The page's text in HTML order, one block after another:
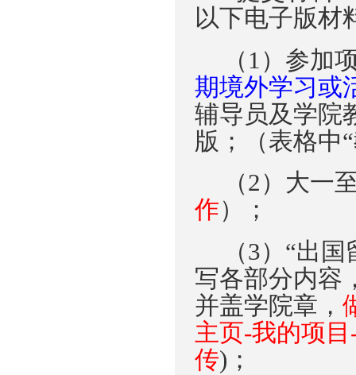
以下电子版材
（1）参加
期境外学习或
辅导员及学院
版；
（表格中
（2）大一
作）；
（3）“出国
写各部分内容
并盖学院章，
主页-我的项
传)；